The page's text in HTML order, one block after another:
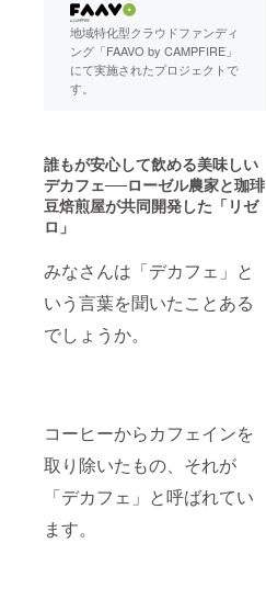
地域特化型クラウドファンディ
ング「FAAVO by CAMPFIRE」
にて実施されたプロジェクトで
す。
誰もが安心して飲める美味しい
デカフェ──ローゼル農家と珈琲
豆焙煎屋が共同開発した「リゼ
ロ」
みなさんは「デカフェ」と
いう言葉を聞いたことある
でしょうか。
コーヒーからカフェインを
取り除いたもの、それが
「デカフェ」と呼ばれてい
ます。